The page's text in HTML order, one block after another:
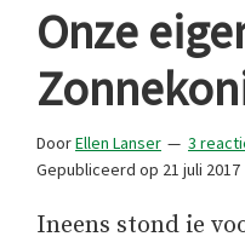
Onze
DoorEllen Lanser
3
Gepubliceerd op 21 juli 2017
Ineens stond ie